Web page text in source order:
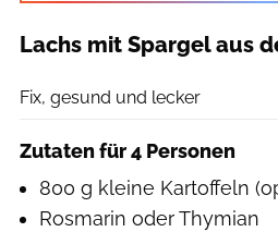
Lachs mit Spargel aus
Fix, gesund und lecker
Zutaten für 4 Personen
800 g kleine Kartoffeln
Rosmarin oder Thymian